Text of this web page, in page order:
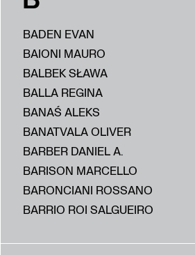
BADEN EVAN
BAIONI MAURO
BALBEK SŁAWA
BALLA REGINA
BANAŚ ALEKS
BANATVALA OLIVER
BARBER DANIEL A.
BARISON MARCELLO
BARONCIANI ROSSANO
BARRIO ROI SALGUEIRO